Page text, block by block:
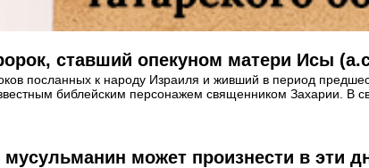
ставший опекуном матери Исы
посланных к народу Израиля и живший в период
библейским персонажем священником Захарии. В
может произнести в эти